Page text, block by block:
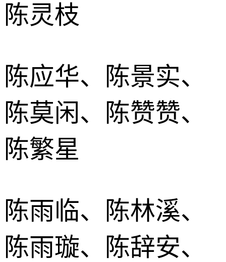
陈灵枝
陈应华、陈景实、
陈莫闲、陈赞赞、
陈繁星
陈雨临、陈林溪、
陈雨璇、陈辞安、